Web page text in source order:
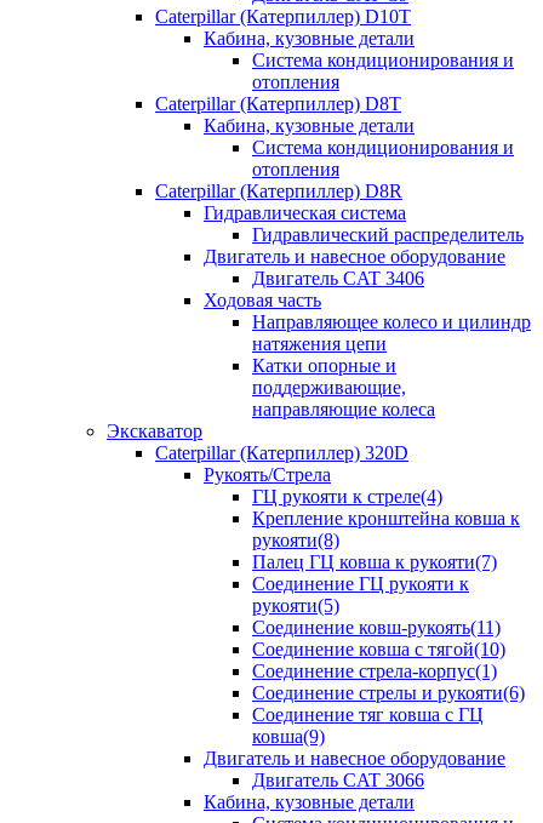
Caterpillar (Катерпиллер) D10T
Кабина, кузовные детали
Система кондиционирования и
отопления
Caterpillar (Катерпиллер) D8T
Кабина, кузовные детали
Система кондиционирования и
отопления
Caterpillar (Катерпиллер) D8R
Гидравлическая система
Гидравлический распределитель
Двигатель и навесное оборудование
Двигатель CAT 3406
Ходовая часть
Направляющее колесо и цилиндр
натяжения цепи
Катки опорные и
поддерживающие,
направляющие колеса
Экскаватор
Caterpillar (Катерпиллер) 320D
Рукоять/Стрела
ГЦ рукояти к стреле(4)
Крепление кронштейна ковша к
рукояти(8)
Палец ГЦ ковша к рукояти(7)
Соединение ГЦ рукояти к
рукояти(5)
Соединение ковш-рукоять(11)
Соединение ковша с тягой(10)
Соединение стрела-корпус(1)
Соединение стрелы и рукояти(6)
Соединение тяг ковша с ГЦ
ковша(9)
Двигатель и навесное оборудование
Двигатель CAT 3066
Кабина, кузовные детали